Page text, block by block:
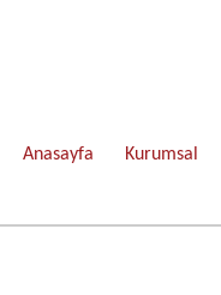
Anasayfa Kurumsal